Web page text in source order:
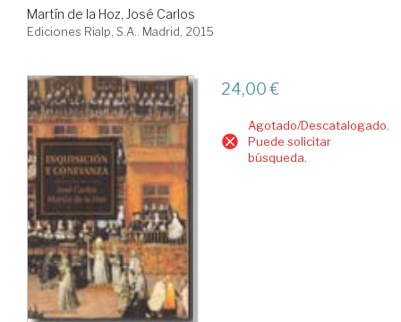
Martín de la Hoz, José Carlos
Ediciones Rialp, S.A.. Madrid, 2015
24,00 €
Agotado/Descatalogado.
Puede solicitar
búsqueda.